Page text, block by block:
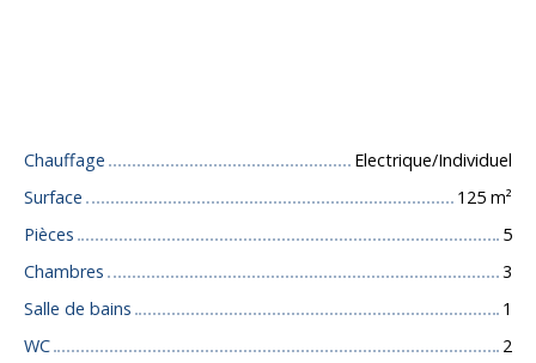
Chauffage
Electrique/Individuel
Surface
125 m²
Pièces
5
Chambres
3
Salle de bains
1
WC
2